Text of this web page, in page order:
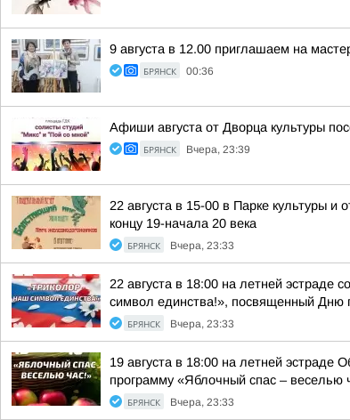
9 августа в 12.00 приглашаем на
БРЯНСК 00:36
Афиши августа от Дворца культуры
БРЯНСК Вчера, 23:39
22 августа в 15-00 в Парке культуры
концу 19-начала 20 века
БРЯНСК Вчера, 23:33
22 августа в 18:00 на летней эстраде
символ единства!», посвященный Дню
БРЯНСК Вчера, 23:33
19 августа в 18:00 на летней эстраде
программу «Яблочный спас – веселью
БРЯНСК Вчера, 23:33